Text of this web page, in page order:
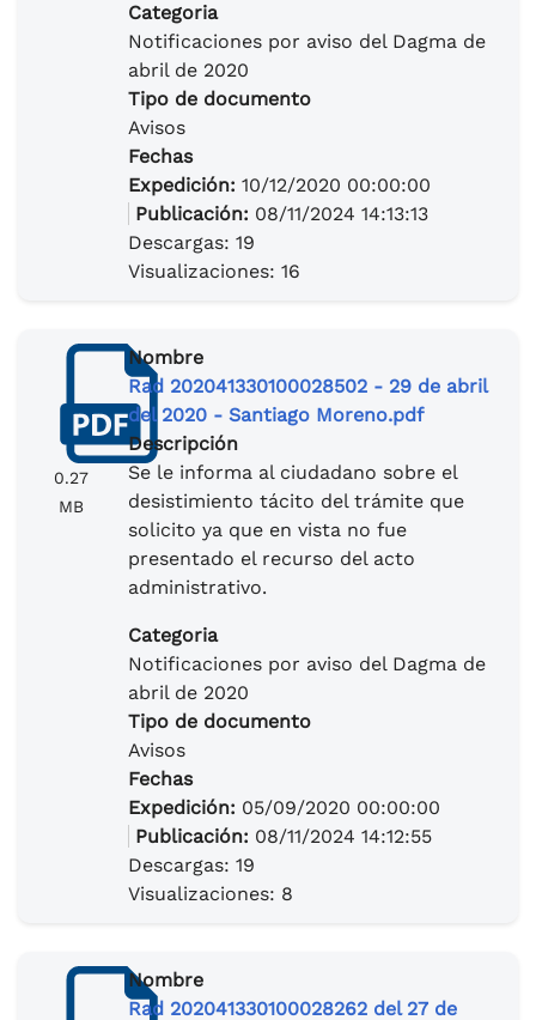
Categoria
Notificaciones por aviso del Dagma de
abril de 2020
Tipo de documento
Avisos
Fechas
Expedición: 10/12/2020 00:00:00
Publicación: 08/11/2024 14:13:13
Descargas: 19
Visualizaciones: 16
0.27
MB
Nombre
Rad 202041330100028502 - 29 de abril
del 2020 - Santiago Moreno.pdf
Descripción
Se le informa al ciudadano sobre el
desistimiento tácito del trámite que
solicito ya que en vista no fue
presentado el recurso del acto
administrativo.
Categoria
Notificaciones por aviso del Dagma de
abril de 2020
Tipo de documento
Avisos
Fechas
Expedición: 05/09/2020 00:00:00
Publicación: 08/11/2024 14:12:55
Descargas: 19
Visualizaciones: 8
Nombre
Rad 202041330100028262 del 27 de